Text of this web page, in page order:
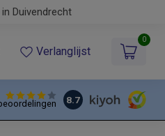
Duivendrecht
Verlanglijst
0
8.7